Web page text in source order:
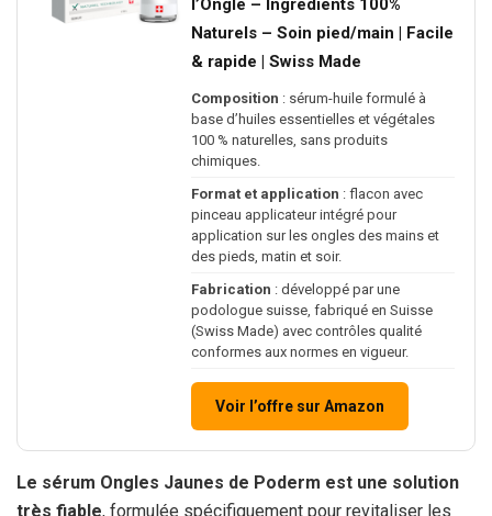
Naturels – Soin pied/main | Facile
& rapide | Swiss Made
Composition : sérum-huile formulé à
base d’huiles essentielles et végétales
100 % naturelles, sans produits
chimiques.
Format et application : flacon avec
pinceau applicateur intégré pour
application sur les ongles des mains et
des pieds, matin et soir.
Fabrication : développé par une
podologue suisse, fabriqué en Suisse
(Swiss Made) avec contrôles qualité
conformes aux normes en vigueur.
Voir l’offre sur Amazon
Le sérum Ongles Jaunes de Poderm est une solution
très fiable, formulée spécifiquement pour revitaliser les